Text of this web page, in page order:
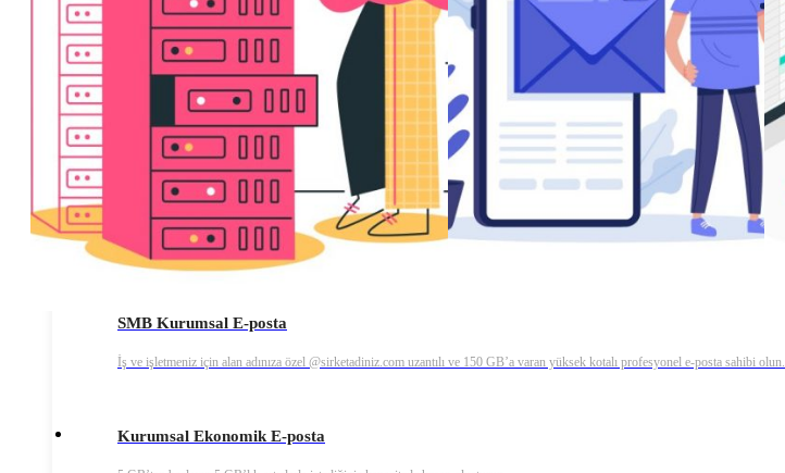
E-posta hesap ve sunucularınıza özel e-posta güvenlik
hizmeti
PAZARLAMA
Gelişmiş raporlama özelliklerine sahip e-posta pazarlama
hizmeti
KURUMSAL E-POSTA ÇÖZÜM AİLESİ
SMB Kurumsal E-posta
İş ve işletmeniz için alan adınıza özel @sirketadiniz.com uzantılı ve 150 GB’a varan yüksek kotalı profesyonel e-posta sahibi olun.
Kurumsal Ekonomik E-posta